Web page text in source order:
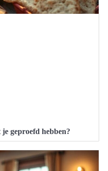
geproefd hebben?